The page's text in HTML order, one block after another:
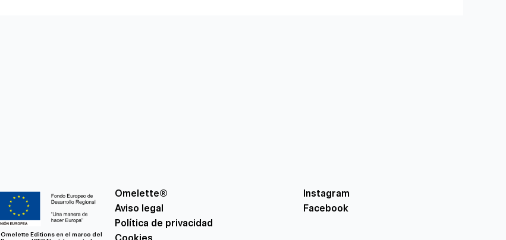
Omelette Editions en el marco del
Omelette®
Aviso legal
Política de privacidad
Instagram
Facebook